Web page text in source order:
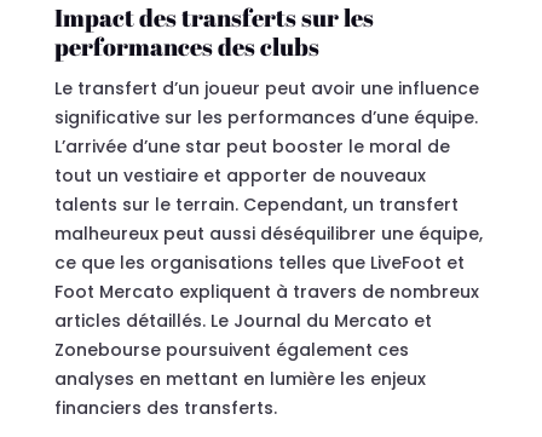
Impact des transferts sur les
performances des clubs
Le transfert d’un joueur peut avoir une influence
significative sur les performances d’une équipe.
L’arrivée d’une star peut booster le moral de
tout un vestiaire et apporter de nouveaux
talents sur le terrain. Cependant, un transfert
malheureux peut aussi déséquilibrer une équipe,
ce que les organisations telles que LiveFoot et
Foot Mercato expliquent à travers de nombreux
articles détaillés. Le Journal du Mercato et
Zonebourse poursuivent également ces
analyses en mettant en lumière les enjeux
financiers des transferts.